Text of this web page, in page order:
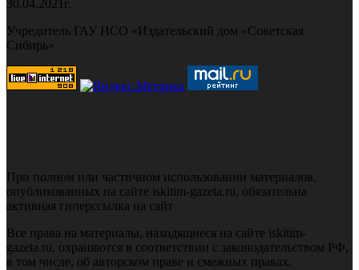
30.04.2021г.
Учредитель ГАУ НСО «Издательский дом «Советская
Сибирь»
При полном или частичном использовании материалов,
опубликованных на сайте iskitim-gazeta.ru, обязательна
активная гиперссылка на сайт
Все права на материалы, находящиеся на сайте iskitim-
gazeta.ru, охраняются в соответствии с законодательством РФ,
в том числе, об авторском праве и смежных правах.